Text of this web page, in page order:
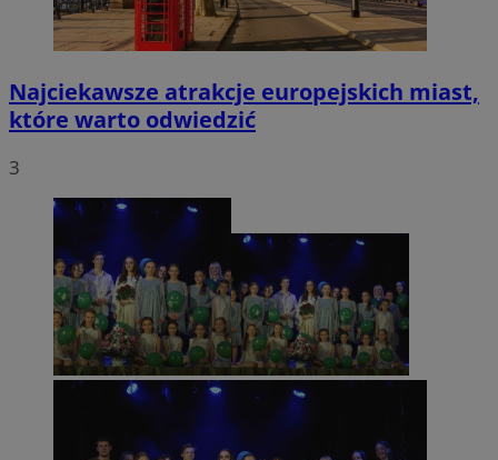
Najciekawsze atrakcje europejskich miast,
które warto odwiedzić
3